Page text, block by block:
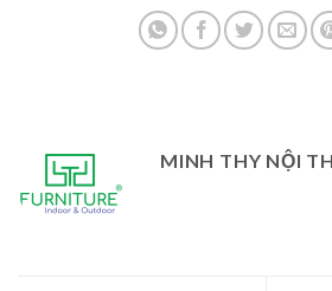
MINH THY NỘI